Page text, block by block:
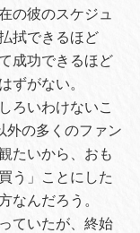
の彼のスケジュ
拭できるほど
成功できるほど
ずがない。
ろいわけないこ
の多くのファン
たいから、おも
う」ことにした
なんだろう。
ていたが、終始